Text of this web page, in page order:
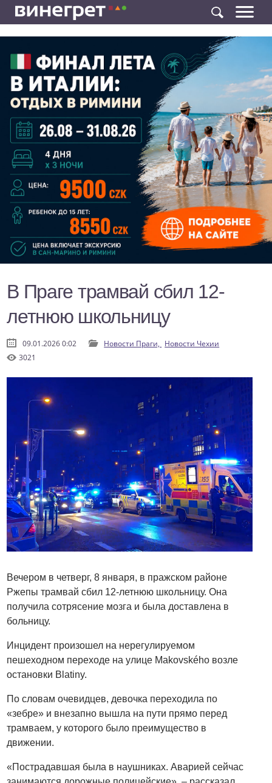
В Праге трамвай сбил 12-
летнюю школьницу
09.01.2026 0:02 Новости Праги, Новости Чехии
3021
Вечером в четверг, 8 января, в пражском районе
Ржепы трамвай сбил 12-летнюю школьницу. Она
получила сотрясение мозга и была доставлена в
больницу.
Инцидент произошел на нерегулируемом
пешеходном переходе на улице Makovského возле
остановки Blatiny.
По словам очевидцев, девочка переходила по
«зебре» и внезапно вышла на пути прямо перед
трамваем, у которого было преимущество в
движении.
«Пострадавшая была в наушниках. Аварией сейчас